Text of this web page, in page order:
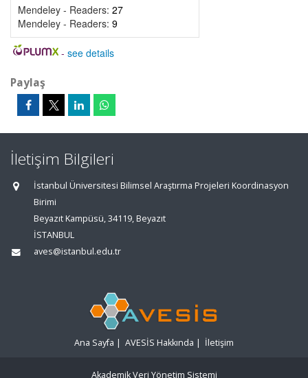
Mendeley - Readers: 27
Mendeley - Readers: 9
- see details
Paylaş
İletişim Bilgileri
İstanbul Üniversitesi Bilimsel Araştırma Projeleri Koordinasyon
Birimi
Beyazıt Kampüsü, 34119, Beyazıt
İSTANBUL
aves@istanbul.edu.tr
Ana Sayfa | AVESİS Hakkında | İletişim
Akademik Veri Yönetim Sistemi